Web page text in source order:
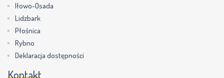
Iłowo-Osada
Lidzbark
Płośnica
Rybno
Deklaracja dostępności
Kontakt